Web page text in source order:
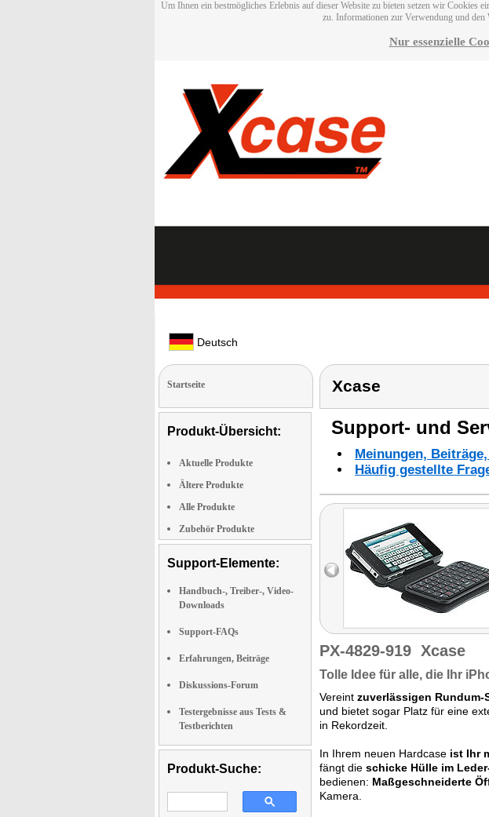
Um Ihnen ein bestmögliches Erlebnis auf dieser Website zu bieten setzen wir
zu. Informationen zur Verwendung und
Nur essenzielle
Deutsch
Startseite
Produkt-Übersicht:
Aktuelle Produkte
Ältere Produkte
Alle Produkte
Zubehör Produkte
Support-Elemente:
Handbuch-, Treiber-, Video-
Downloads
Support-FAQs
Erfahrungen, Beiträge
Diskussions-Forum
Testergebnisse aus Tests &
Testberichten
Produkt-Suche:
Xcase
Support- und
Meinungen,
Häufig gestellte
PX-4829-919 Xcase
Tolle Idee für alle, die Ihr
Vereint zuverlässigen Rundum-
und bietet sogar Platz für eine
in Rekordzeit.
In Ihrem neuen Hardcase ist Ihr
fängt die schicke Hülle im
bedienen: Maßgeschneiderte
Kamera.